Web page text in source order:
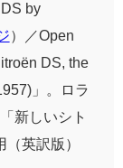
by
）／Open
DS, the
」。ロラ
新しいシト
英訳版）